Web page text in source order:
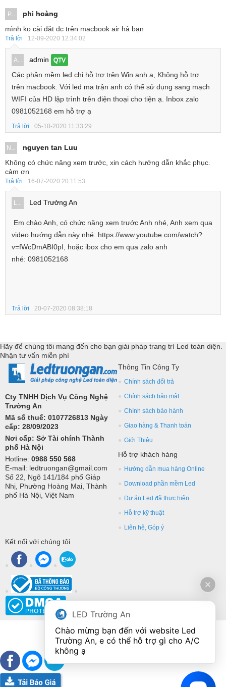
P...
phi hoàng
mình ko cài đặt dc trên macbook air hả bạn
Trả lời 12-09-2020 12:34:02
A... admin QTV
Các phần mềm led chỉ hỗ trợ trên Win anh ạ, Không hỗ trợ
trên macbook. Với led ma trận anh có thể sử dụng sang mạch
WIFI của HD lập trình trên điện thoại cho tiện ạ. Inbox zalo
0981052168 em hỗ trợ ạ
Trả lời 05-10-2020 11:33:29
N...
nguyen tan Luu
Không có chức năng xem trước, xin cách hướng dẫn khắc phục.
cảm ơn
Trả lời 16-07-2020 20:11:53
L... Led Trường An
Em chào Anh, có chức năng xem trước Anh nhé, Anh xem qua
video hướng dẫn này nhé: https://www.youtube.com/watch?
v=fWcDmABI0pI, hoặc ibox cho em qua zalo anh
nhé: 0981052168
Trả lời 20-07-2020 08:38:18
Hãy để chúng tôi mang đến cho bạn giải pháp trang trí Led toàn diện.
Nhận tư vấn miễn phí
Cty TNHH Dịch Vụ Công Nghệ
Trường An
Mã số thuế: 0107726813 Ngày
cấp: 28/09/2023
Nơi cấp: Sở Tài chính Thành
phố Hà Nội
Hotline: 0988 550 568
E-mail: ledtruongan@gmail.com
Số 22, Ngõ 141/184 phố Giáp
Nhị, Phường Hoàng Mai, Thành
phố Hà Nội, Việt Nam
Thông Tin Công Ty
Chính sách đổi trả
Chính sách bảo mật
Chính sách bảo hành
Giao hàng & Thanh toán
Giới Thiệu
Hỗ trợ khách hàng
Hướng dẫn mua hàng Online
Download phần mềm Led
Dự án Led đã thực hiện
Hỗ trợ kỹ thuật
Liên hệ, Góp ý
Kết nối với chúng tôi
LED Trường An
Chào mừng bạn đến với website Led
Trường An, e có thể hỗ trợ gì cho A/C
không ạ